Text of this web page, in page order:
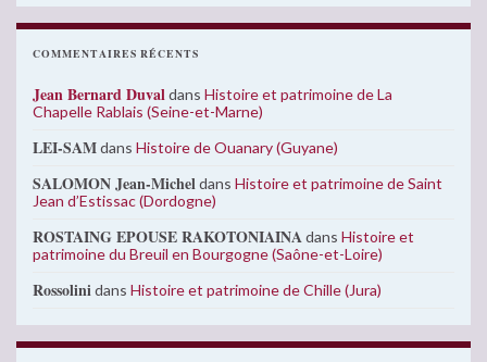
COMMENTAIRES RÉCENTS
Jean Bernard Duvaldans Histoire et patrimoine de La
Chapelle Rablais (Seine-et-Marne)
LEI-SAMdans Histoire de Ouanary (Guyane)
SALOMON Jean-Micheldans Histoire et patrimoine de Saint
Jean d’Estissac (Dordogne)
ROSTAING EPOUSE RAKOTONIAINAdans Histoire et
patrimoine du Breuil en Bourgogne (Saône-et-Loire)
Rossolinidans Histoire et patrimoine de Chille (Jura)